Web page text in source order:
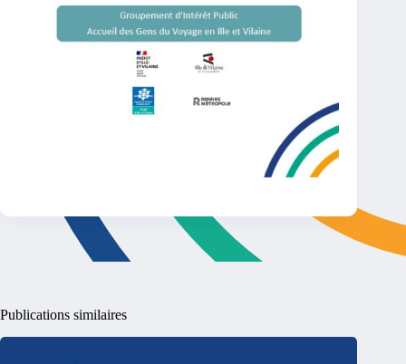
Publications similaires